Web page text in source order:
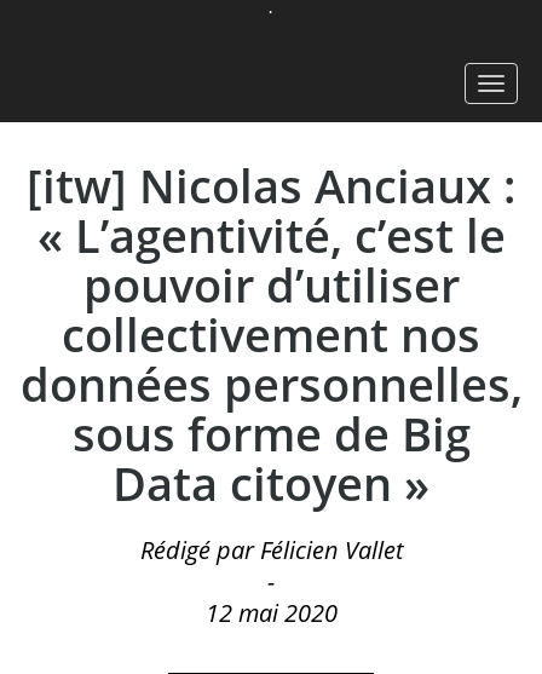
.
[itw] Nicolas Anciaux :
« L’agentivité, c’est le
pouvoir d’utiliser
collectivement nos
données personnelles,
sous forme de Big
Data citoyen »
Rédigé par Félicien Vallet
-
12 mai 2020